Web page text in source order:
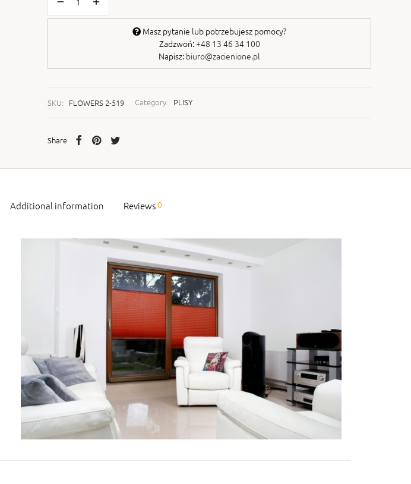
Masz pytanie lub potrzebujesz pomocy?
Zadzwoń:+48 13 46 34 100
Napisz: biuro@zacienione.pl
SKU: FLOWERS 2-519 Category: PLISY
Share
Additional information Reviews0